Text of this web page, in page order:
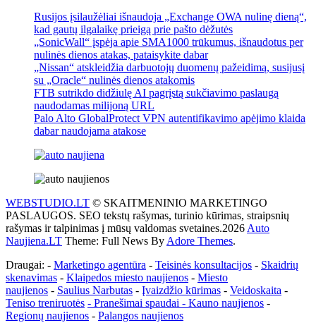
Rusijos įsilaužėliai išnaudoja „Exchange OWA nulinę dieną“,
kad gautų ilgalaikę prieigą prie pašto dėžutės
„SonicWall“ įspėja apie SMA1000 trūkumus, išnaudotus per
nulinės dienos atakas, pataisykite dabar
„Nissan“ atskleidžia darbuotojų duomenų pažeidimą, susijusį
su „Oracle“ nulinės dienos atakomis
FTB sutrikdo didžiulę AI pagrįstą sukčiavimo paslaugą
naudodamas milijoną URL
Palo Alto GlobalProtect VPN autentifikavimo apėjimo klaida
dabar naudojama atakose
WEBSTUDIO.LT © SKAITMENINIO MARKETINGO
PASLAUGOS. SEO tekstų rašymas, turinio kūrimas, straipsnių
rašymas ir talpinimas į mūsų valdomas svetaines.2026 Auto
Naujiena.LT Theme: Full News By Adore Themes.
Draugai: - Marketingo agentūra - Teisinės konsultacijos - Skaidrių
skenavimas - Klaipedos miesto naujienos - Miesto
naujienos - Saulius Narbutas - Įvaizdžio kūrimas - Veidoskaita -
Teniso treniruotės - Pranešimai spaudai - Kauno naujienos -
Regionų naujienos - Palangos naujienos